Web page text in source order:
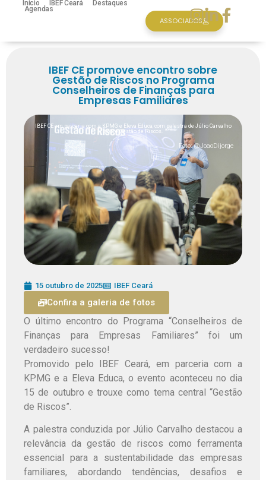
Inicio IBEF Ceará Destaques
Agendas
ASSOCIADOS
IBEF CE promove encontro sobre
Gestão de Riscos no Programa
Conselheiros de Finanças para
Empresas Familiares
IBEF CE em parceria com a KPMG e Eleva Educa, com palestra de Júlio Carvalho
sobre Gestão de Riscos.
Foto: @JoaoDijorge
15 outubro de 2025 IBEF Ceará
Confira a galeria de fotos
O último encontro do Programa “Conselheiros de
Finanças para Empresas Familiares” foi um
verdadeiro sucesso!
Promovido pelo IBEF Ceará, em parceria com a
KPMG e a Eleva Educa, o evento aconteceu no dia
15 de outubro e trouxe como tema central “Gestão
de Riscos”.
A palestra conduzida por Júlio Carvalho destacou a
relevância da gestão de riscos como ferramenta
essencial para a sustentabilidade das empresas
familiares, abordando tendências, desafios e